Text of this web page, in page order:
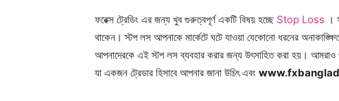
ফরেক্স ট্রেডিং এর জন্য খুব গুরুত্বপূর্ণ একটি বিষয় হচ্ছে Stop Loss ।
থাকেন। স্টপ লস আপনাকে মার্কেটে ঘটে যাওয়া যেকোনো ধরনের
আপনাদেরকে এই স্টপ লস ব্যবহার করার জন্য উৎসাহিত করা হয়। আমরাও
যা একজন ট্রেডার হিসাবে আপনার জানা উচিৎ এবং